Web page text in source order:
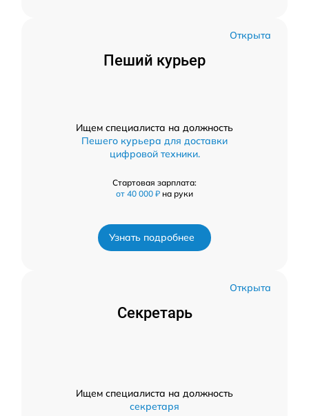
Открыта
Пеший курьер
Ищем специалиста на должность
Пешего курьера для доставки
цифровой техники.
Стартовая зарплата:
от 40 000 ₽ на руки
Узнать подробнее
Открыта
Секретарь
Ищем специалиста на должность
секретаря